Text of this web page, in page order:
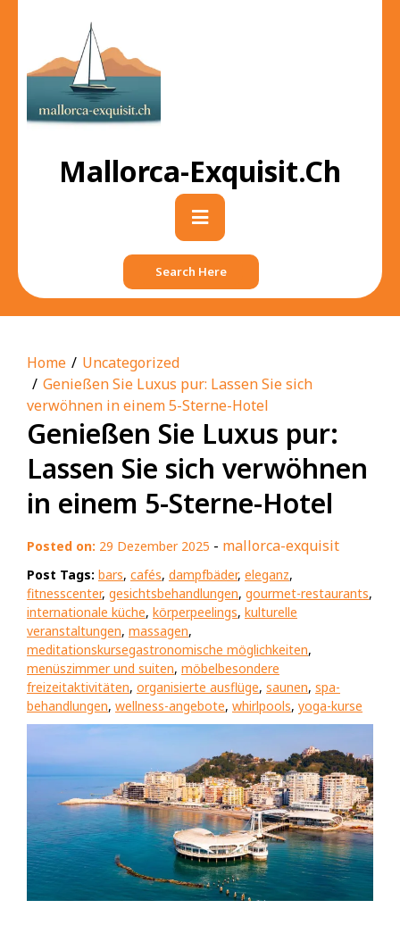
Mallorca-Exquisit.ch
Primary
Menu
Search Here
Home
Uncategorized
Genießen Sie Luxus pur: Lassen Sie sich
verwöhnen in einem 5-Sterne-Hotel
Genießen Sie Luxus pur:
Lassen Sie sich verwöhnen
in einem 5-Sterne-Hotel
Posted on: 29 Dezember 2025 - mallorca-exquisit
Post Tags: bars, cafés, dampfbäder, eleganz,
fitnesscenter, gesichtsbehandlungen, gourmet-restaurants,
internationale küche, körperpeelings, kulturelle
veranstaltungen, massagen,
meditationskursegastronomische möglichkeiten,
menüszimmer und suiten, möbelbesondere
freizeitaktivitäten, organisierte ausflüge, saunen, spa-
behandlungen, wellness-angebote, whirlpools, yoga-kurse